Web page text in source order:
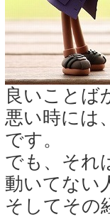
良いことば
悪い時には
です。
でも、それ
動いてない
そしてその